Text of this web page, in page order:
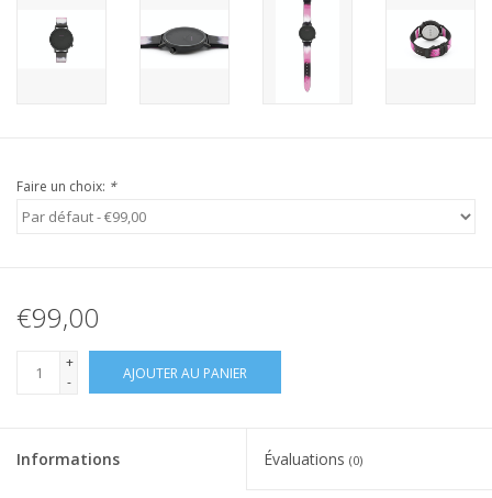
Faire un choix: *
€99,00
+
-
AJOUTER AU PANIER
Informations Évaluations (0)